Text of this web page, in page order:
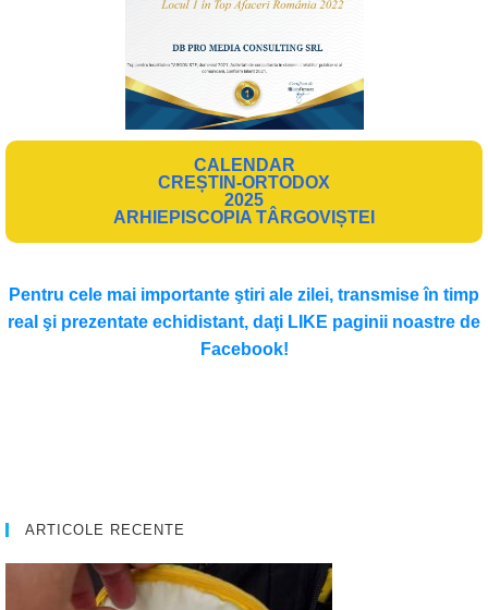
CALENDAR
CREȘTIN-ORTODOX
2025
ARHIEPISCOPIA TÂRGOVIȘTEI
Pentru cele mai importante ştiri ale zilei, transmise în timp
real şi prezentate echidistant, daţi LIKE paginii noastre de
Facebook!
ARTICOLE RECENTE